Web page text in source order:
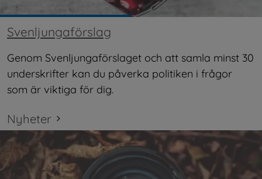
Svenljungaförslag
Genom Svenljungaförslaget och att samla minst 30
underskrifter kan du påverka politiken i frågor
som är viktiga för dig.
Nyheter